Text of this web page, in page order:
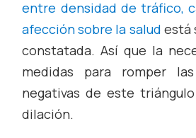
entre densidad de tráfico,
afección sobre la salud está
constatada. Así que la
medidas para romper las
negativas de este
dilación.